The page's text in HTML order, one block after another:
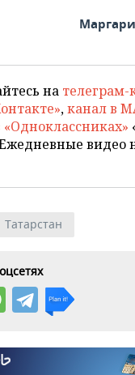
на телеграм-
,канал в
«Одноклассниках»
видео
Татарстан